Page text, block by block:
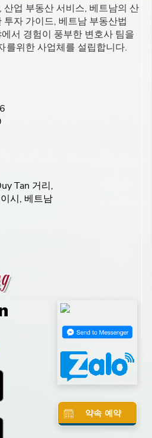
업 부동산 서비스, 베트남의 산
자 가이드, 베트남 부동산법
서 경험이 풍부한 변호사 팀을
를위한 사업체를 설립합니다.
Tan 거리,
시, 베트남
약속 예약